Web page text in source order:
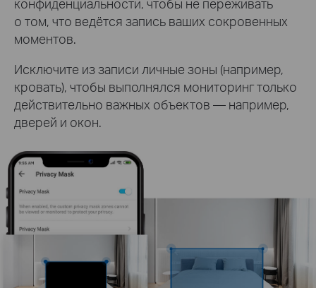
о том, что ведётся запись ваших сокровенных
моментов.
Исключите из записи личные зоны (например,
кровать), чтобы выполнялся мониторинг только
действительно важных объектов — например,
дверей и окон.